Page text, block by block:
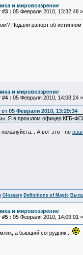
и мировоззрение
#3 : 05 Февраля 2010, 13:32:48 »
Подали рапорт об истинном
и мировоззрение
#4 : 05 Февраля 2010, 14:08:24 »
05 Февраля 2010, 13:29:34
Я в прошлом офицер КГБ-
пожалуйста... А вот это - не
Glossary Definitions of Magic
и мировоззрение
#5 : 05 Февраля 2010, 14:09:01 »
а бывший сотрудник...